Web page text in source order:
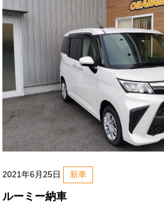
2021年6月25日 新車
ルーミー納車